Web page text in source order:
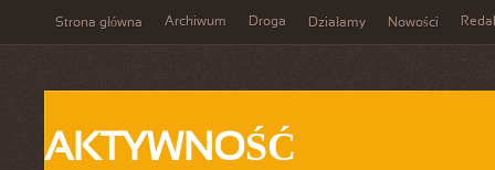
Strona główna Archiwum Droga Działamy Nowości
AKTYWNOŚĆ